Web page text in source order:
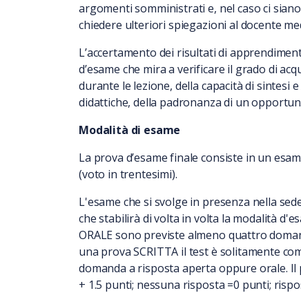
argomenti somministrati e, nel caso ci
chiedere ulteriori spiegazioni al docente
L’accertamento dei risultati di
d’esame che mira a verificare il grado di
durante le lezione, della capacità di
didattiche, della padronanza di un
Modalità di esame
La prova d’esame finale consiste in un
(voto in trentesimi).
L'esame che si svolge in presenza nella
che stabilirà di volta in volta la modalità
ORALE sono previste almeno quattro
una prova SCRITTA il test è solitamente
domanda a risposta aperta oppure orale.
+ 1.5 punti; nessuna risposta =0 punti;